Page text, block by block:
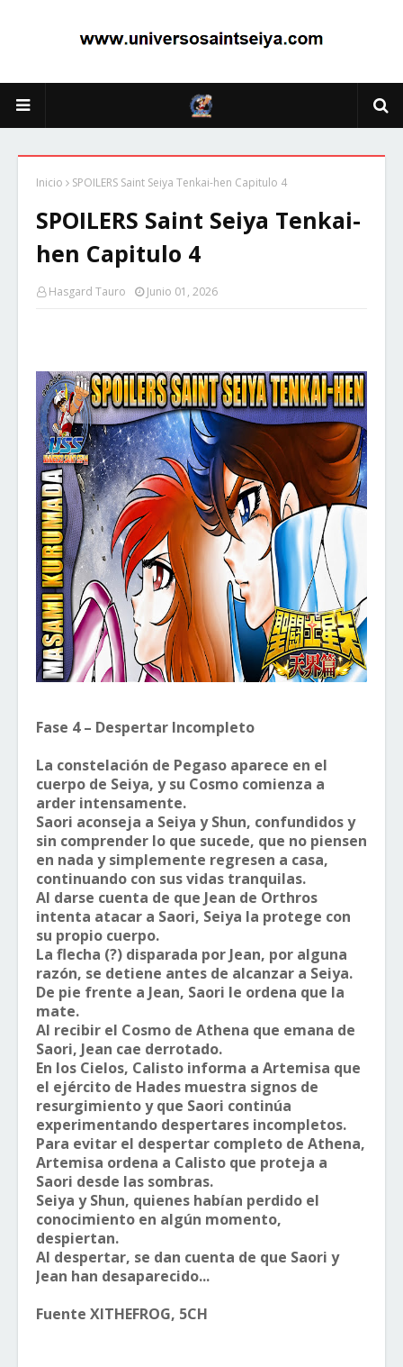
Inicio SPOILERS Saint Seiya Tenkai-hen Capitulo 4
SPOILERS Saint Seiya Tenkai-
hen Capitulo 4
Hasgard Tauro Junio 01, 2026
Fase 4 – Despertar Incompleto
La constelación de Pegaso aparece en el
cuerpo de Seiya, y su Cosmo comienza a
arder intensamente.
Saori aconseja a Seiya y Shun, confundidos y
sin comprender lo que sucede, que no piensen
en nada y simplemente regresen a casa,
continuando con sus vidas tranquilas.
Al darse cuenta de que Jean de Orthros
intenta atacar a Saori, Seiya la protege con
su propio cuerpo.
La flecha (?) disparada por Jean, por alguna
razón, se detiene antes de alcanzar a Seiya.
De pie frente a Jean, Saori le ordena que la
mate.
Al recibir el Cosmo de Athena que emana de
Saori, Jean cae derrotado.
En los Cielos, Calisto informa a Artemisa que
el ejército de Hades muestra signos de
resurgimiento y que Saori continúa
experimentando despertares incompletos.
Para evitar el despertar completo de Athena,
Artemisa ordena a Calisto que proteja a
Saori desde las sombras.
Seiya y Shun, quienes habían perdido el
conocimiento en algún momento,
despiertan.
Al despertar, se dan cuenta de que Saori y
Jean han desaparecido...
Fuente XITHEFROG, 5CH